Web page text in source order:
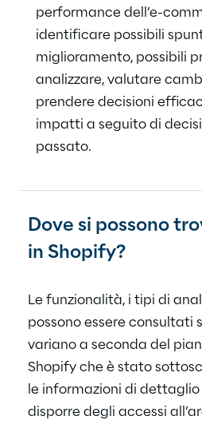
performance dell’e-
identificare possibili
miglioramento, possibili
analizzare, valutare
prendere decisioni
impatti a seguito di
passato.
Dove si possono
in Shopify?
Le funzionalità, i tipi di
possono essere
variano a seconda del
Shopify che è stato
le informazioni di dettaglio
disporre degli accessi